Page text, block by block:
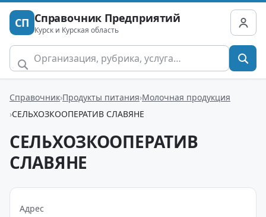
СП Справочник Предприятий
Курск и Курская область
Справочник Продукты питания Молочная продукция
СЕЛЬХОЗКООПЕРАТИВ СЛАВЯНЕ
СЕЛЬХОЗКООПЕРАТИВ
СЛАВЯНЕ
Адрес